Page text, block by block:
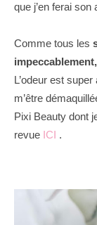
que j’en ferai son
Comme tous les
L’odeur est
m’être
Pixi Beauty dont
revue ICI .